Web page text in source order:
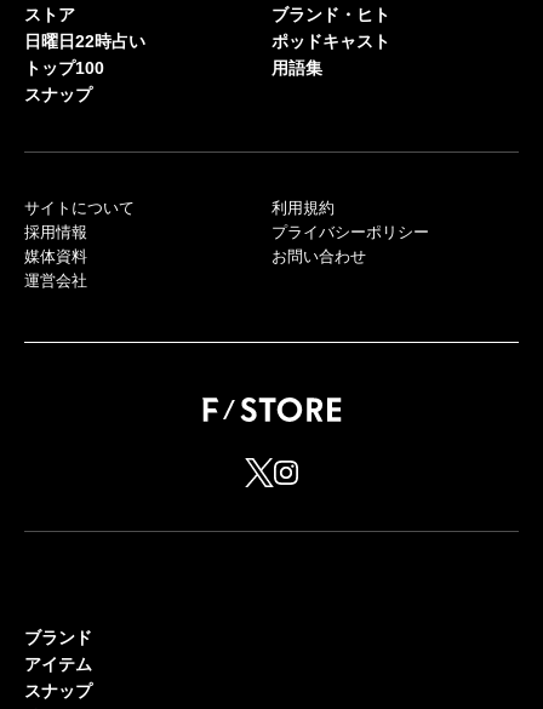
ストア
日曜日22時占い
トップ100
スナップ
ブランド・ヒト
ポッドキャスト
用語集
サイトについて
採用情報
媒体資料
運営会社
利用規約
プライバシーポリシー
お問い合わせ
ブランド
アイテム
スナップ